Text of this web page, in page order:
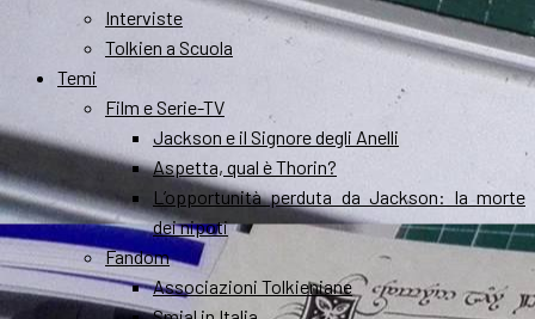
Interviste
Tolkien a Scuola
Temi
Film e Serie-TV
Jackson e il Signore degli Anelli
Aspetta, qual è Thorin?
L’opportunità perduta da Jackson: la morte
dei nipoti
Fandom
Associazioni Tolkieniane